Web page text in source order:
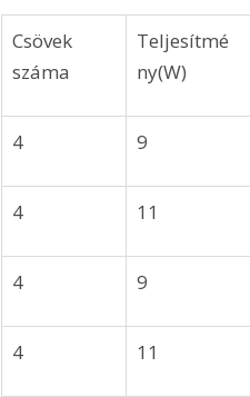
Csövek
száma
Teljesítmé
ny(W)
4 9
4 11
4 9
4 11